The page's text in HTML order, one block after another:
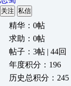
关注 私信
精华：0帖
求助：0帖
帖子：3帖 | 44回
年度积分：196
历史总积分：245